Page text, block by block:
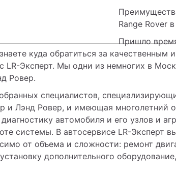
Range Rover
Пришло
куда обратиться за
LR-Эксперт. Мы одни из немногих в
Ровер.
специалистов,
и Лэнд Ровер, и имеющая многолетний
автомобиля и его узлов и
системы. В автосервисе LR-Эксперт
от объема и сложности: ремонт
дополнительного